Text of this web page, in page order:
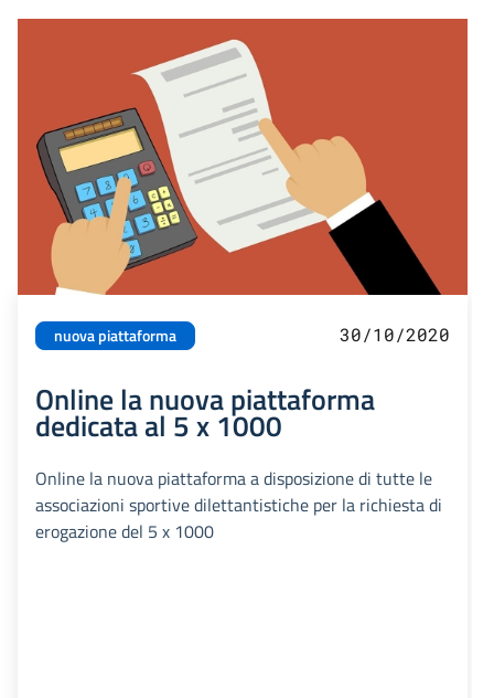
nuova piattaforma 30/10/2020
Online la nuova piattaforma
dedicata al 5 x 1000
Online la nuova piattaforma a disposizione di tutte le
associazioni sportive dilettantistiche per la richiesta di
erogazione del 5 x 1000